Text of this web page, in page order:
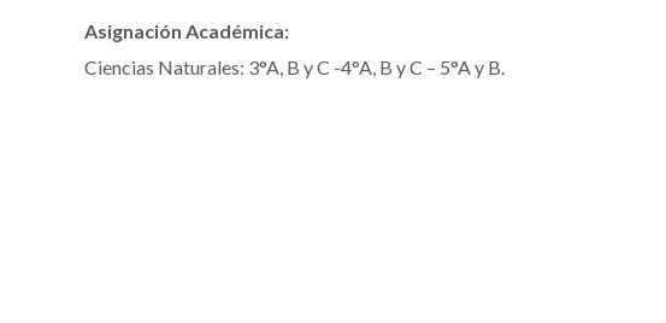
Asignación Académica:
Ciencias Naturales: 3°A, B y C -4°A, B y C – 5°A y B.